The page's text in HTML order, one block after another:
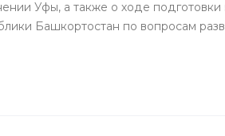
Уфы, а также о ходе
Башкортостан по вопросам